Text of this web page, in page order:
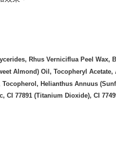
Rhus Verniciflua Peel Wax,
Almond) Oil, Tocopheryl Acetate,
Helianthus Annuus
77891 (Titanium Dioxide), CI